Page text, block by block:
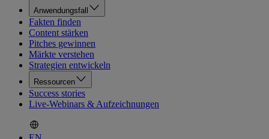
Anwendungsfall
Fakten finden
Content stärken
Pitches gewinnen
Märkte verstehen
Strategien entwickeln
Ressourcen
Success stories
Live-Webinars & Aufzeichnungen